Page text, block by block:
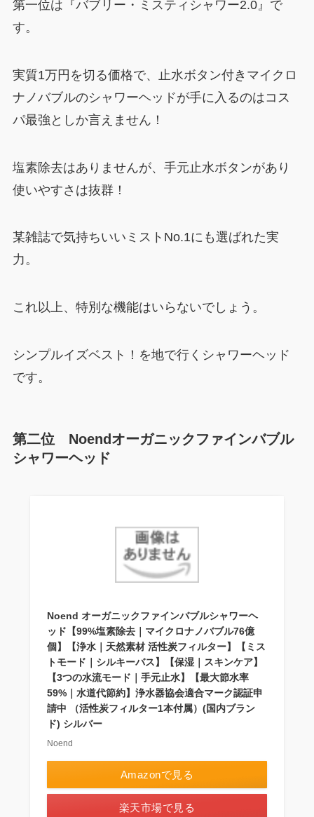
第一位は『バブリー・ミスティシャワー2.0』で
す。
実質1万円を切る価格で、止水ボタン付きマイクロ
ナノバブルのシャワーヘッドが手に入るのはコス
パ最強としか言えません！
塩素除去はありませんが、手元止水ボタンがあり
使いやすさは抜群！
某雑誌で気持ちいいミストNo.1にも選ばれた実
力。
これ以上、特別な機能はいらないでしょう。
シンプルイズベスト！を地で行くシャワーヘッド
です。
第二位 Noendオーガニックファインバブル
シャワーヘッド
Noend オーガニックファインバブルシャワーヘ
ッド【99%塩素除去｜マイクロナノバブル76億
個】【浄水｜天然素材 活性炭フィルター】【ミス
トモード｜シルキーバス】【保湿｜スキンケア】
【3つの水流モード｜手元止水】【最大節水率
59%｜水道代節約】浄水器協会適合マーク認証申
請中 （活性炭フィルター1本付属）(国内ブラン
ド) シルバー
Noend
Amazonで見る
楽天市場で見る